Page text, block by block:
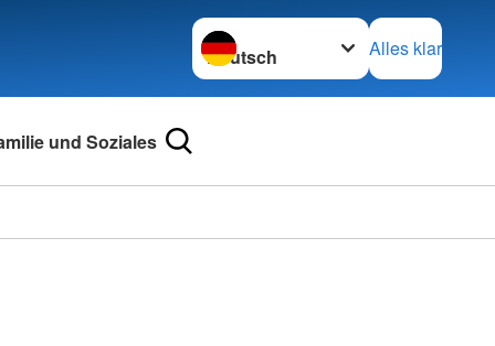
Sprache wechseln zu
Alles klar
und Soziales